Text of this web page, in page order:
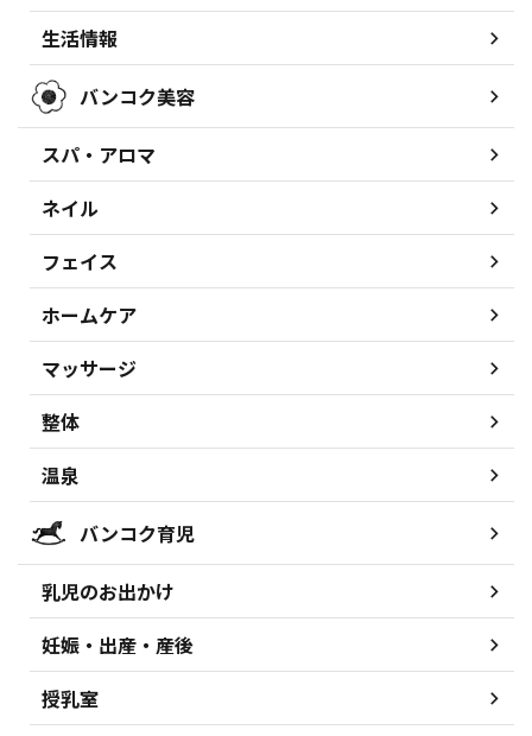
生活情報
バンコク美容
スパ・アロマ
ネイル
フェイス
ホームケア
マッサージ
整体
温泉
バンコク育児
乳児のお出かけ
妊娠・出産・産後
授乳室